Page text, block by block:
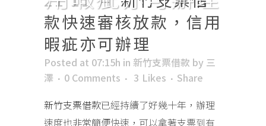
款快速審核放款，信用
暇疵亦可辦理
Posted at 07:15h in 新竹支票借款 by 三
澤
0 Comments 3 Likes
Share
新竹支票借款已經持續了好幾十年，辦理
速度也非常簡便快速，可以拿著支票到有